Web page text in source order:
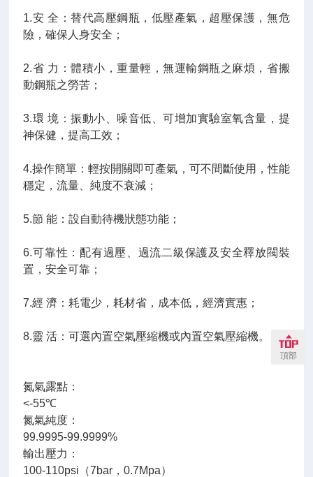
1.安 全：替代高壓鋼瓶，低壓產氣，超壓保護，無危
險，確保人身安全；
2.省 力：體積小，重量輕，無運輸鋼瓶之麻煩，省搬
動鋼瓶之勞苦；
3.環 境：振動小、噪音低、可增加實驗室氧含量，提
神保健，提高工效；
4.操作簡單：輕按開關即可產氣，可不間斷使用，性能
穩定，流量、純度不衰減；
5.節 能：設自動待機狀態功能；
6.可靠性：配有過壓、過流二級保護及安全釋放閥裝
置，安全可靠；
7.經 濟：耗電少，耗材省，成本低，經濟實惠；
8.靈 活：可選內置空氣壓縮機或內置空氣壓縮機。
氮氣露點：
<-55℃
氮氣純度：
99.9995-99.9999%
輸出壓力：
100-110psi（7bar，0.7Mpa）
頂部